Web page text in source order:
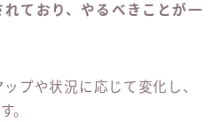
れており、やるべきことが一
プや状況に応じて変化し、
。